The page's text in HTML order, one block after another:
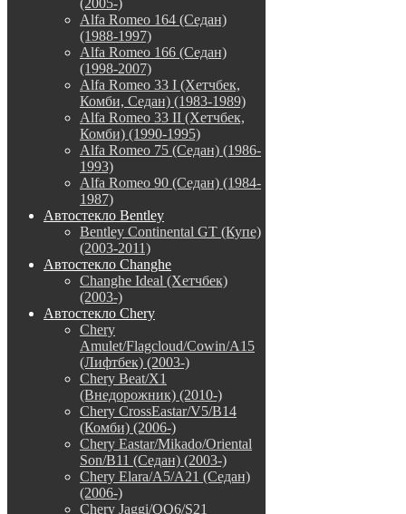
Alfa Romeo 164 (Седан)
(1988-1997)
Alfa Romeo 166 (Седан)
(1998-2007)
Alfa Romeo 33 I (Хетчбек,
Комби, Седан) (1983-1989)
Alfa Romeo 33 II (Хетчбек,
Комби) (1990-1995)
Alfa Romeo 75 (Седан) (1986-
1993)
Alfa Romeo 90 (Седан) (1984-
1987)
Автостекло Bentley
Bentley Continental GT (Купе)
(2003-2011)
Автостекло Changhe
Changhe Ideal (Хетчбек)
(2003-)
Автостекло Chery
Chery
Amulet/Flagcloud/Cowin/A15
(Лифтбек) (2003-)
Chery Beat/X1
(Внедорожник) (2010-)
Chery CrossEastar/V5/B14
(Комби) (2006-)
Chery Eastar/Mikado/Oriental
Son/B11 (Седан) (2003-)
Chery Elara/A5/A21 (Седан)
(2006-)
Chery Jaggi/QQ6/S21